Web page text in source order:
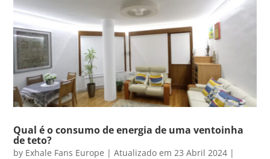
Qual é o consumo de energia de uma ventoinha
de teto?
by Exhale Fans Europe |Atualizado em 23 Abril 2024 |